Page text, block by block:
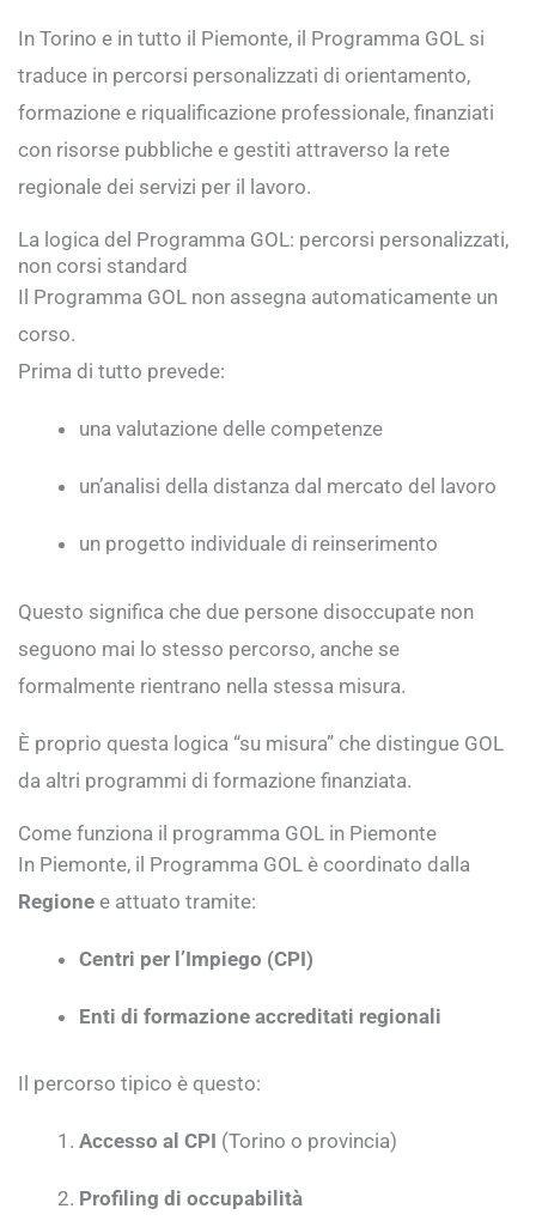
In Torino e in tutto il Piemonte, il Programma GOL si
traduce in percorsi personalizzati di orientamento,
formazione e riqualificazione professionale, finanziati
con risorse pubbliche e gestiti attraverso la rete
regionale dei servizi per il lavoro.
La logica del Programma GOL: percorsi personalizzati,
non corsi standard
Il Programma GOL non assegna automaticamente un
corso.
Prima di tutto prevede:
una valutazione delle competenze
un’analisi della distanza dal mercato del lavoro
un progetto individuale di reinserimento
Questo significa che due persone disoccupate non
seguono mai lo stesso percorso, anche se
formalmente rientrano nella stessa misura.
È proprio questa logica “su misura” che distingue GOL
da altri programmi di formazione finanziata.
Come funziona il programma GOL in Piemonte
In Piemonte, il Programma GOL è coordinato dalla
Regione e attuato tramite:
Centri per l’Impiego (CPI)
Enti di formazione accreditati regionali
Il percorso tipico è questo:
Accesso al CPI (Torino o provincia)
Profiling di occupabilità